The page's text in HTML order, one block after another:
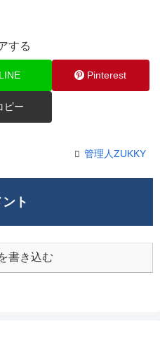
する
LINE Pinterest
ピー
管理人ZUKKY
ト
書き込む